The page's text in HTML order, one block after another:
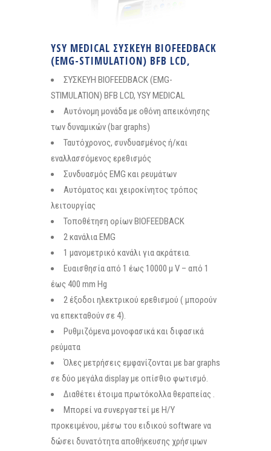
YSY MEDICAL ΣΥΣΚΕΥΗ BIOFEEDBACK
(EMG-STIMULATION) BFB LCD,
ΣΥΣΚΕΥΗ BIOFEEDBACK (EMG-
STIMULATION) BFB LCD, YSY MEDICAL
Αυτόνομη μονάδα με οθόνη απεικόνησης
των δυναμικών (bar graphs)
Ταυτόχρονος, συνδυασμένος ή/και
εναλλασσόμενος ερεθισμός
Συνδυασμός EMG και ρευμάτων
Αυτόματος και χειροκίνητος τρόπος
λειτουργίας
Τοποθέτηση ορίων BIOFEEDBACK
2 κανάλια EMG
1 μανομετρικό κανάλι για ακράτεια.
Ευαισθησία από 1 έως 10000 μ V – από 1
έως 400 mm Hg
2 έξοδοι ηλεκτρικού ερεθισμού ( μπορούν
να επεκταθούν σε 4).
Ρυθμιζόμενα μονοφασικά και διφασικά
ρεύματα
Όλες μετρήσεις εμφανίζονται με bar graphs
σε δύο μεγάλα display με οπίσθιο φωτισμό.
Διαθέτει έτοιμα πρωτόκολλα θεραπείας .
Μπορεί να συνεργαστεί με Η/Υ
προκειμένου, μέσω του ειδικού software να
δώσει δυνατότητα αποθήκευσης χρήσιμων